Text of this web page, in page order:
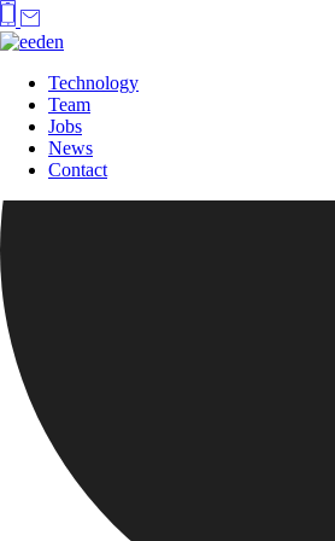
Technology
Team
Jobs
News
Contact